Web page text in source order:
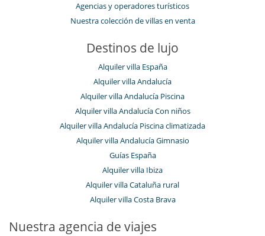
Agencias y operadores turísticos
Nuestra colección de villas en venta
Destinos de lujo
Alquiler villa España
Alquiler villa Andalucía
Alquiler villa Andalucía Piscina
Alquiler villa Andalucía Con niños
Alquiler villa Andalucía Piscina climatizada
Alquiler villa Andalucía Gimnasio
Guías España
Alquiler villa Ibiza
Alquiler villa Cataluña rural
Alquiler villa Costa Brava
Nuestra agencia de viajes